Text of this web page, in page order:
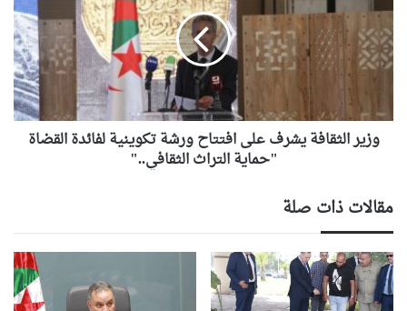
على
افتتاح
ورشة
تكوينية
القضاة
"حماية
وزير الثقافة يشرف على افتتاح ورشة تكوينية لفائدة القضاة
"حماية التراث الثقافي.."
مقالات ذات صلة